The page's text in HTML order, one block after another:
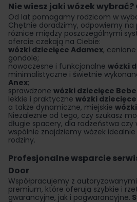
Nie wiesz jaki wózek
Od lat pomagamy rodzicom w
Chętnie doradzimy, odpowiemy
różnice między poszczególnymi
ofercie czekają na Ciebie:
wózki dziecięce Adamex,
gondole;
nowoczesne i funkcjonalne wózki
minimalistyczne i świetnie
Anex;
sprawdzone wózki dziecięce
lekkie i praktyczne wózki
a także dynamiczne, miejskie
Niezależnie od tego, czy szukasz
długie spacery, dla rodzeństwa czy
wspólnie znajdziemy wózek
rodziny.
Profesjonalne wsparcie
Door
Współpracujemy z
premium, które oferują szybkie i
gwarancyjne, jak i pogwarancyjne.